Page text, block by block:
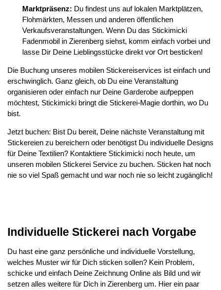
Marktpräsenz: Du findest uns auf lokalen Marktplätzen,
Flohmärkten, Messen und anderen öffentlichen
Verkaufsveranstaltungen. Wenn Du das Stickimicki
Fadenmobil in Zierenberg siehst, komm einfach vorbei und
lasse Dir Deine Lieblingsstücke direkt vor Ort besticken!
Die Buchung unseres mobilen Stickereiservices ist einfach und
erschwinglich. Ganz gleich, ob Du eine Veranstaltung
organisieren oder einfach nur Deine Garderobe aufpeppen
möchtest, Stickimicki bringt die Stickerei-Magie dorthin, wo Du
bist.
Jetzt buchen: Bist Du bereit, Deine nächste Veranstaltung mit
Stickereien zu bereichern oder benötigst Du individuelle Designs
für Deine Textilien? Kontaktiere Stickimicki noch heute, um
unseren mobilen Stickerei Service zu buchen. Sticken hat noch
nie so viel Spaß gemacht und war noch nie so leicht zugänglich!
Individuelle Stickerei nach Vorgabe
Du hast eine ganz persönliche und individuelle Vorstellung,
welches Muster wir für Dich sticken sollen? Kein Problem,
schicke und einfach Deine Zeichnung Online als Bild und wir
setzen alles weitere für Dich in Zierenberg um. Hier ein paar